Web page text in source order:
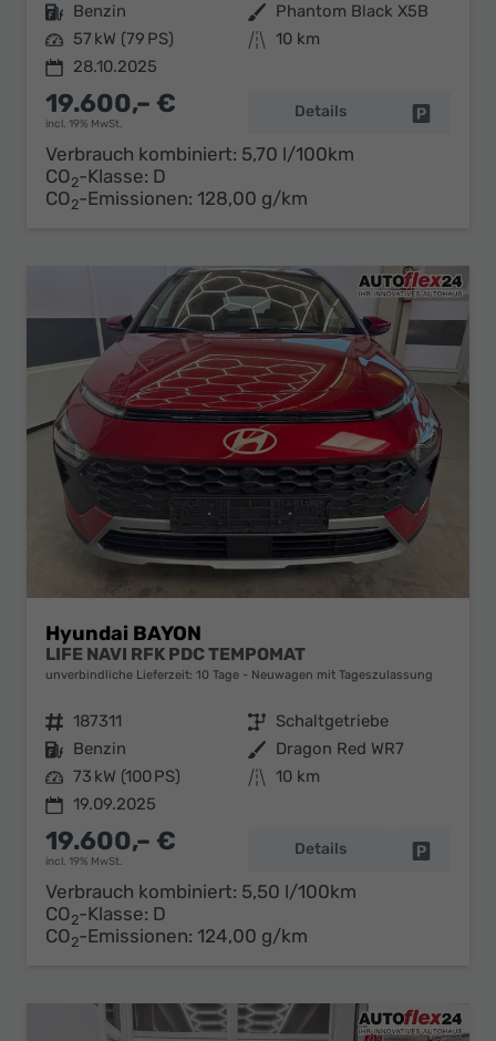
Kraftstoff Benzin Außenfarbe Phantom Black X5B
Leistung 57 kW (79 PS) Kilometerstand 10 km
28.10.2025
19.600,– €
incl. 19% MwSt.
Details
Verbrauch kombiniert: 5,70 l/100km
CO2-Klasse: D
CO2-Emissionen: 128,00 g/km
Hyundai BAYON
LIFE NAVI RFK PDC TEMPOMAT
unverbindliche Lieferzeit: 10 Tage Neuwagen mit Tageszulassung
Fahrzeugnr. 187311 Getriebe Schaltgetriebe
Kraftstoff Benzin Außenfarbe Dragon Red WR7
Leistung 73 kW (100 PS) Kilometerstand 10 km
19.09.2025
19.600,– €
incl. 19% MwSt.
Details
Verbrauch kombiniert: 5,50 l/100km
CO2-Klasse: D
CO2-Emissionen: 124,00 g/km